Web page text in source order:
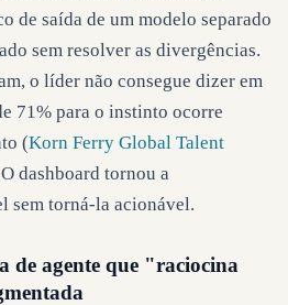
de saída de um modelo separado
sem resolver as divergências.
o líder não consegue dizer em
71% para o instinto ocorre
(Korn Ferry Global Talent
dashboard tornou a
sem torná-la acionável.
de agente que "raciocina